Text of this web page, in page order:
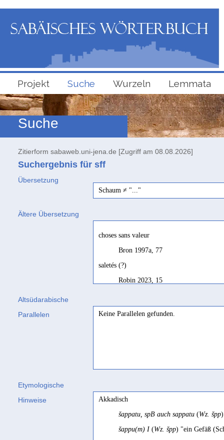
Projekt Suche Wurzeln Lemmata
Suche
Zitierform sabaweb.uni-jena.de [Zugriff am 08.08.2026]
Suchergebnis für sff
Übersetzung
Schaum ≠ "..."
Ältere Übersetzung
choses sans valeur
Bron 1997a, 77
saletés (?)
Robin 2023, 15
Stein 2007, 33; Jändl 2009, 133
Altsüdarabische
Parallelen
Keine Parallelen gefunden.
Etymologische
Hinweise
Akkadisch
šappatu, spB auch sappatu (Wz. špp
šappu(m) I (Wz. špp) "ein Gefäß